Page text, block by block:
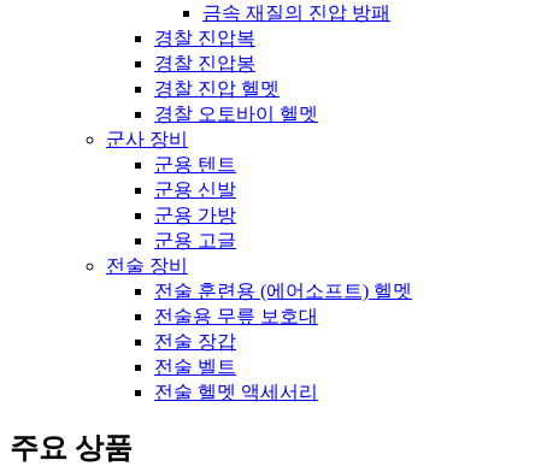
금속 재질의 진압 방패
경찰 진압복
경찰 진압봉
경찰 진압 헬멧
경찰 오토바이 헬멧
군사 장비
군용 텐트
군용 신발
군용 가방
군용 고글
전술 장비
전술 훈련용 (에어소프트) 헬멧
전술용 무릎 보호대
전술 장갑
전술 벨트
전술 헬멧 액세서리
주요 상품